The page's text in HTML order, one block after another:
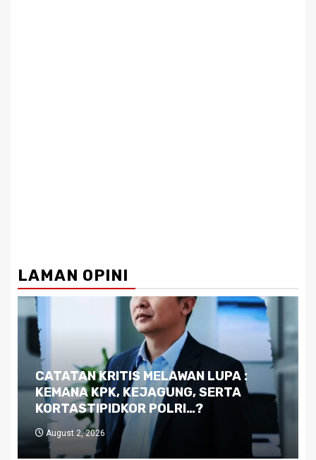
LAMAN OPINI
Dilema Kaltim di Tengah Krisis:
Kutukan Sumber Daya Alam dan
Pemimpin yang Tak Kreatif
July 29, 2026